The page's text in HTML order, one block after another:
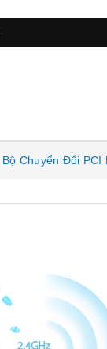
Bộ Chuyển Đổi PCI